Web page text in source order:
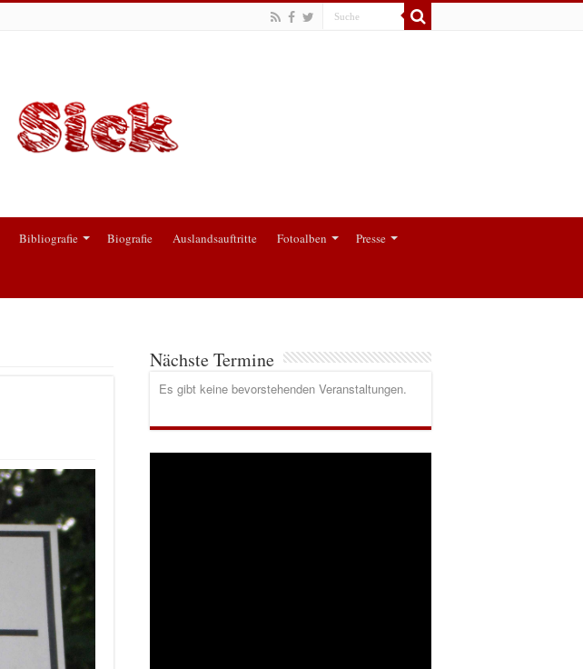
Bibliografie Biografie Auslandsauftritte Fotoalben Presse
Nächste Termine
Es gibt keine bevorstehenden Veranstaltungen.